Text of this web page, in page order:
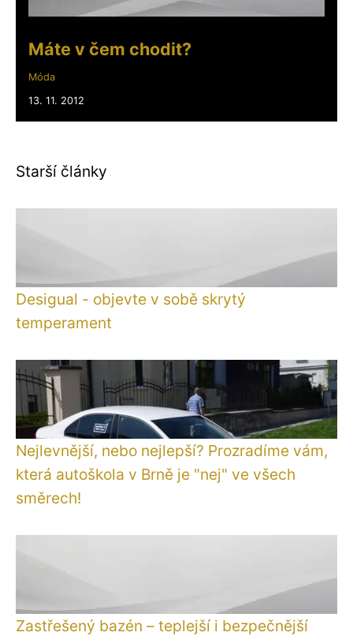
Máte v čem chodit?
Móda
13. 11. 2012
Starší články
Desigual - objevte v sobě skrytý
temperament
Nejlevnější, nebo nejlepší? Prozradíme vám,
která autoškola v Brně je "nej" ve všech
směrech!
Zastřešený bazén – teplejší i bezpečnější